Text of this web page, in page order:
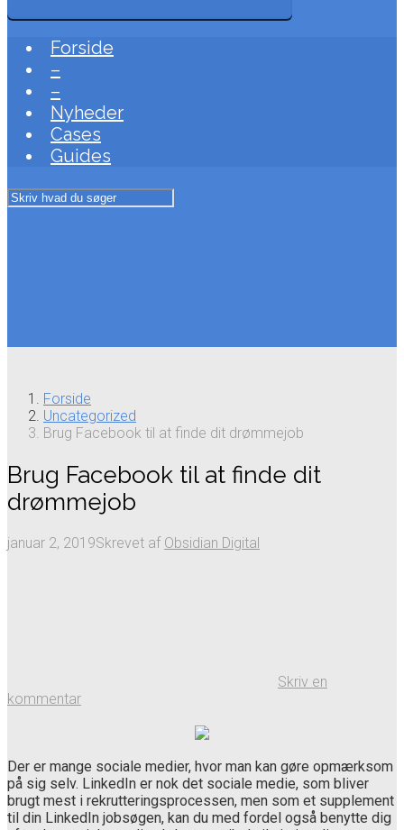
Forside
–
–
Nyheder
Cases
Guides
Forside
Uncategorized
Brug Facebook til at finde dit drømmejob
Brug Facebook til at finde dit
drømmejob
januar 2, 2019Skrevet af Obsidian Digital
Skriv en
kommentar
Der er mange sociale medier, hvor man kan gøre opmærksom
på sig selv. LinkedIn er nok det sociale medie, som bliver
brugt mest i rekrutteringsprocessen, men som et supplement
til din LinkedIn jobsøgen, kan du med fordel også benytte dig